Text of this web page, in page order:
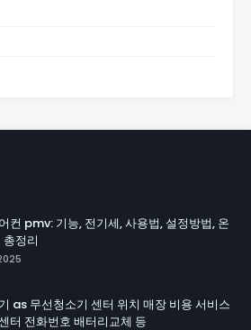
컨 pmv: 기능, 전기세, 사용법, 설정방법, 온
총정리
as 무선청소기 센터 위치 매장 비용 서비스
터 전화번호 배터리교체 등